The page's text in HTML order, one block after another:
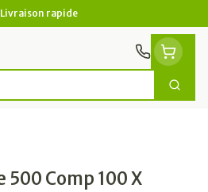
Livraison rapide
Comp 100 X